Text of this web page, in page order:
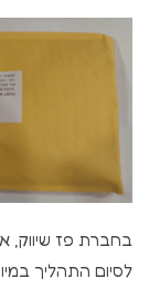
בחברת פז שיווק,
לסיום התהליך